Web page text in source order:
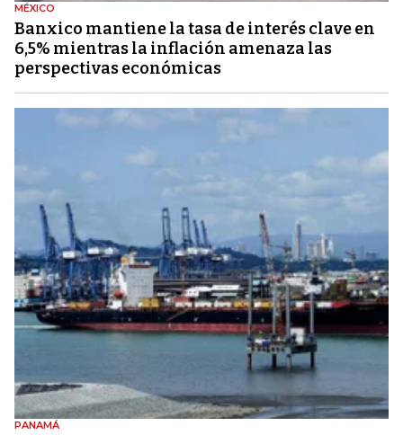
MÉXICO
Banxico mantiene la tasa de interés clave en
6,5% mientras la inflación amenaza las
perspectivas económicas
PANAMÁ